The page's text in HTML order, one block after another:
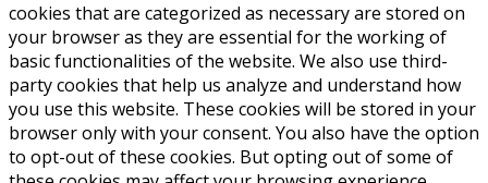
cookies that are categorized as necessary are stored on
your browser as they are essential for the working of
basic functionalities of the website. We also use third-
party cookies that help us analyze and understand how
you use this website. These cookies will be stored in your
browser only with your consent. You also have the option
to opt-out of these cookies. But opting out of some of